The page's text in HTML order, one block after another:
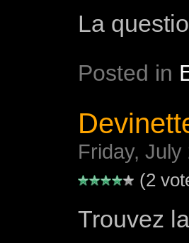
La
Posted in
Friday,
(2
Trouvez